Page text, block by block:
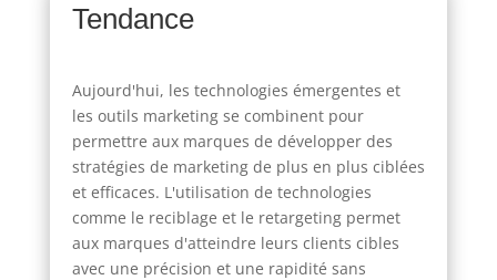
Tendance
Aujourd'hui, les technologies émergentes et
les outils marketing se combinent pour
permettre aux marques de développer des
stratégies de marketing de plus en plus ciblées
et efficaces. L'utilisation de technologies
comme le reciblage et le retargeting permet
aux marques d'atteindre leurs clients cibles
avec une précision et une rapidité sans